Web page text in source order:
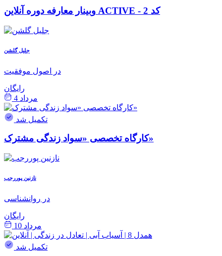
وبینار معارفه دوره آنلاین ACTIVE - کد 2
جلیل گلشن
در اصول موفقیت
رایگان
مرداد 4
تکمیل شد
کارگاه تخصصی «سواد زندگی مشترک»
نازنین پوررجب
در روانشناسی
رایگان
مرداد 10
تکمیل شد